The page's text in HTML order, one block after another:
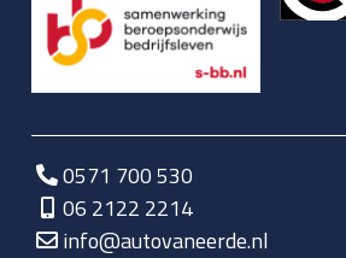
0571 700 530
06 2122 2214
info@autovaneerde.nl